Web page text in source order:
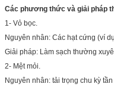
Các phương thức và giải pháp
1- Vỏ bọc.
Nguyên nhân: Các hạt cứng (ví
Giải pháp: Làm sạch thường
2- Mệt mỏi.
Nguyên nhân: tải trọng chu kỳ